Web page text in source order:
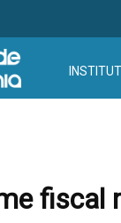
fiscal